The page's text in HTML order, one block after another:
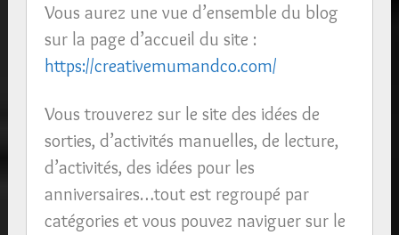
Vous aurez une vue d’ensemble du blog
sur la page d’accueil du site :
https://creativemumandco.com/
Vous trouverez sur le site des idées de
sorties, d’activités manuelles, de lecture,
d’activités, des idées pour les
anniversaires…tout est regroupé par
catégories et vous pouvez naviguer sur le